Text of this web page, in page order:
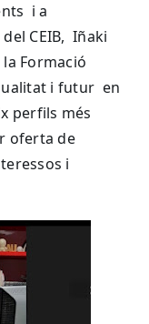
i a
CEIB, Iñaki
Formació
i futur en
perfils més
oferta de
i